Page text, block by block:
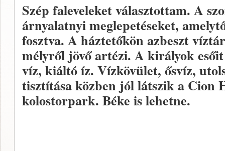
Szép faleveleket választottam. A
árnyalatnyi meglepetéseket,
fosztva. A háztetőkön azbeszt
mélyről jövő artézi. A királyok
víz, kiáltó íz. Vízkövület, ősvíz,
tisztítása közben jól látszik a Cion
kolostorpark. Béke is lehetne.